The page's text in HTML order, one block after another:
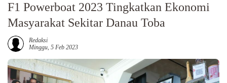
F1 Powerboat 2023 Tingkatkan Ekonomi
Masyarakat Sekitar Danau Toba
Redaksi
Minggu, 5 Feb 2023